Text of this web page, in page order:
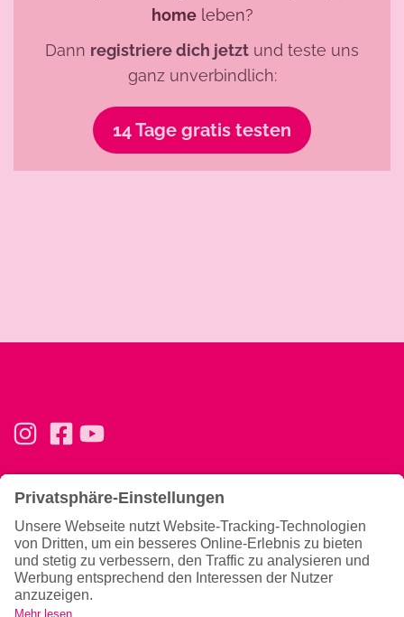
homeleben?
Dann registriere dich jetzt und teste uns
ganz unverbindlich:
14 Tage gratis testen
Basics
Konzept
Trainingsphilosophie
Team
Gutscheine verschenken
Ernährung & Tipps
Ernährung
Magazin